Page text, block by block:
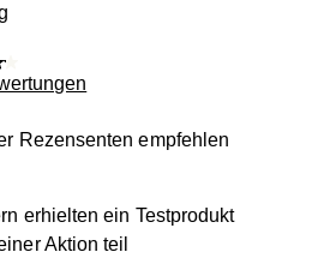
Rezensenten empfehlen
erhielten ein Testprodukt
Aktion teil